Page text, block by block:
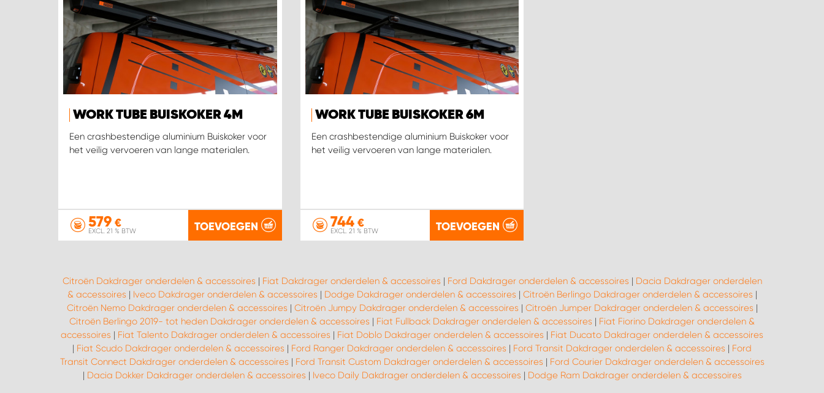
WORK TUBE BUISKOKER 4M
Een crashbestendige aluminium Buiskoker voor
het veilig vervoeren van lange materialen.
579 €
EXCL. 21 % BTW TOEVOEGEN
WORK TUBE BUISKOKER 6M
Een crashbestendige aluminium Buiskoker voor
het veilig vervoeren van lange materialen.
744€
EXCL. 21 % BTW TOEVOEGEN
Citroën Dakdrager onderdelen & accessoires | Fiat Dakdrager onderdelen & accessoires | Ford Dakdrager onderdelen & accessoires | Dacia Dakdrager onderdelen
& accessoires | Iveco Dakdrager onderdelen & accessoires | Dodge Dakdrager onderdelen & accessoires | Citroën Berlingo Dakdrager onderdelen & accessoires |
Citroën Nemo Dakdrager onderdelen & accessoires | Citroën Jumpy Dakdrager onderdelen & accessoires | Citroën Jumper Dakdrager onderdelen & accessoires |
Citroën Berlingo 2019- tot heden Dakdrager onderdelen & accessoires | Fiat Fullback Dakdrager onderdelen & accessoires | Fiat Fiorino Dakdrager onderdelen &
accessoires | Fiat Talento Dakdrager onderdelen & accessoires | Fiat Doblo Dakdrager onderdelen & accessoires | Fiat Ducato Dakdrager onderdelen & accessoires
| Fiat Scudo Dakdrager onderdelen & accessoires | Ford Ranger Dakdrager onderdelen & accessoires | Ford Transit Dakdrager onderdelen & accessoires | Ford
Transit Connect Dakdrager onderdelen & accessoires | Ford Transit Custom Dakdrager onderdelen & accessoires | Ford Courier Dakdrager onderdelen & accessoires
| Dacia Dokker Dakdrager onderdelen & accessoires | Iveco Daily Dakdrager onderdelen & accessoires | Dodge Ram Dakdrager onderdelen & accessoires